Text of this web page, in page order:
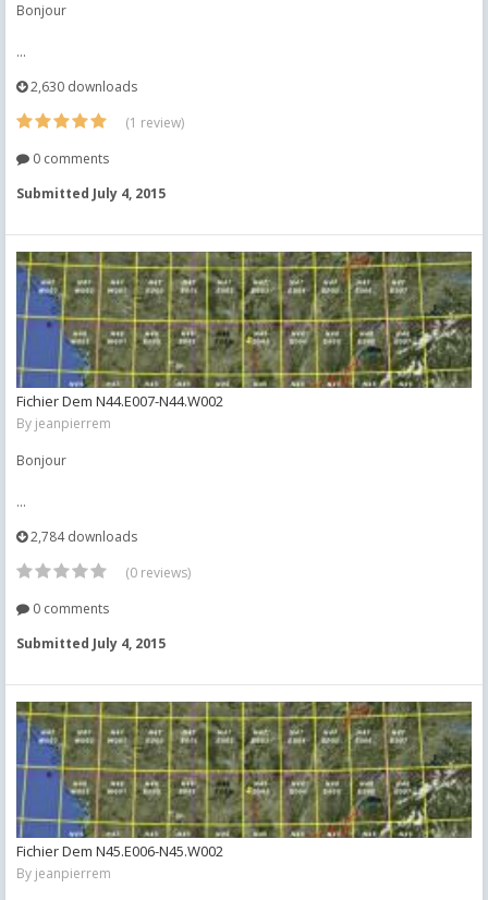
Bonjour
...
2,630 downloads
(1 review)
0 comments
Submitted July 4, 2015
Fichier Dem N44.E007-N44.W002
By jeanpierrem
Bonjour
...
2,784 downloads
(0 reviews)
0 comments
Submitted July 4, 2015
Fichier Dem N45.E006-N45.W002
By jeanpierrem